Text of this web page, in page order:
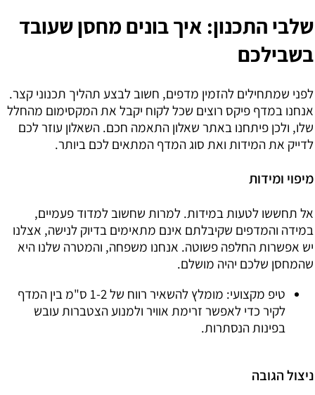
שלבי התכנון: איך בונים מחסן שעובד
בשבילכם
לפני שמתחילים להזמין מדפים, חשוב לבצע תהליך תכנוני קצר.
אנחנו במדף פיקס רוצים שכל לקוח יקבל את המקסימום מהחלל
שלו, ולכן פיתחנו באתר שאלון התאמה חכם. השאלון עוזר לכם
לדייק את המידות ואת סוג המדף המתאים לכם ביותר.
מיפוי ומידות
אל תחששו לטעות במידות. למרות שחשוב למדוד פעמיים,
במידה והמדפים שקיבלתם אינם מתאימים בדיוק לנישה, אצלנו
יש אפשרות החלפה פשוטה. אנחנו משפחה, והמטרה שלנו היא
שהמחסן שלכם יהיה מושלם.
טיפ מקצועי:
מומלץ להשאיר רווח של 1-2 ס"מ בין המדף
לקיר כדי לאפשר זרימת אוויר ולמנוע הצטברות עובש
בפינות הנסתרות.
ניצול הגובה